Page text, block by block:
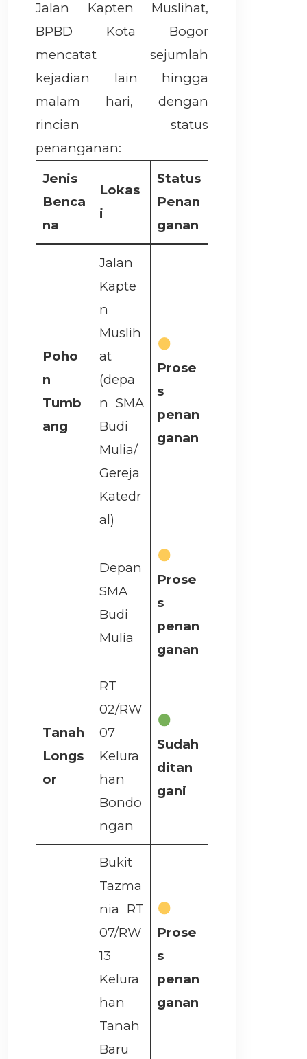
Jalan Kapten Muslihat,
BPBD Kota Bogor
mencatat sejumlah
kejadian lain hingga
malam hari, dengan
rincian status
penanganan:
Jenis
Benca
na
Lokas
i
Status
Penan
ganan
Poho
n
Tumb
ang
Jalan
Kapte
n
Muslih
at
(depa
n SMA
Budi
Mulia/
Gereja
Katedr
al)
Prose
s
penan
ganan
Depan
SMA
Budi
Mulia
Prose
s
penan
ganan
Tanah
Longs
or
RT
02/RW
07
Kelura
han
Bondo
ngan
Sudah
ditan
gani
Bukit
Tazma
nia RT
07/RW
13
Kelura
han
Tanah
Baru
Prose
s
penan
ganan